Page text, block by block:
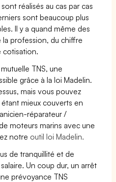
réalisés au cas par cas
sont beaucoup plus
Il y a quand même des
profession, du chiffre
cotisation.
TNS, une
grâce à la loi Madelin.
mais vous pouvez
mieux couverts en
réparateur /
moteurs marins avec une
notre outil loi Madelin.
de tranquillité et de
Un coup dur, un arrêt
prévoyance TNS